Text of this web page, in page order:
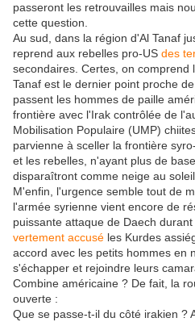
passeront les retrouvailles mais
cette question.
Au sud, dans la région d'Al Tanaf
reprend aux rebelles pro-US des
secondaires. Certes, on comprend
Tanaf est le dernier point proche
passent les hommes de paille
frontière avec l'Irak contrôlée de
Mobilisation Populaire (UMP)
parvienne à sceller la frontière
et les rebelles, n'ayant plus de
disparaîtront comme neige au soleil.
M'enfin, l'urgence semble tout de
l'armée syrienne vient encore de
puissante attaque de Daech
vertement accusé les Kurdes
accord avec les petits hommes en
s'échapper et rejoindre leurs
Combine américaine ? De fait, la
ouverte :
Que se passe-t-il du côté irakien ?